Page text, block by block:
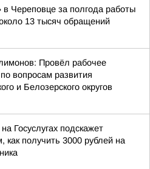
Череповце за полгода работы
13 тысяч обращений
Провёл рабочее
вопросам развития
и Белозерского округов
Госуслугах подскажет
как получить 3000 рублей на